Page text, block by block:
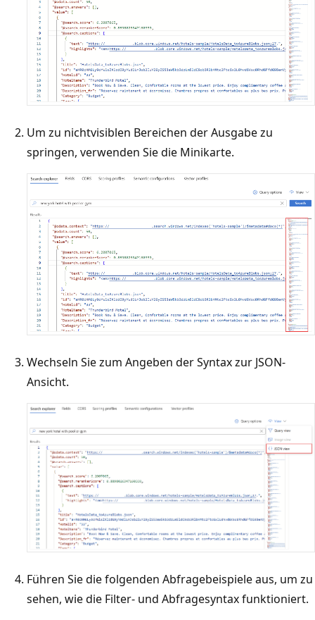
Um zu nichtvisiblen Bereichen der Ausgabe zu
springen, verwenden Sie die Minikarte.
Wechseln Sie zum Angeben der Syntax zur JSON-
Ansicht.
Führen Sie die folgenden Abfragebeispiele aus, um zu
sehen, wie die Filter- und Abfragesyntax funktioniert.